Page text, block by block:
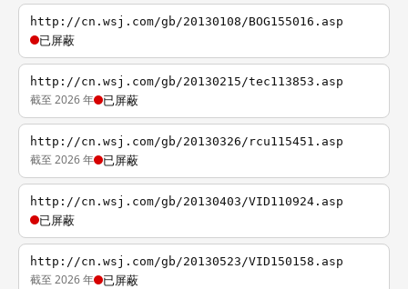
http://cn.wsj.com/gb/20130108/BOG155016.asp
已屏蔽
http://cn.wsj.com/gb/20130215/tec113853.asp
截至 2026 年 已屏蔽
http://cn.wsj.com/gb/20130326/rcu115451.asp
截至 2026 年 已屏蔽
http://cn.wsj.com/gb/20130403/VID110924.asp
已屏蔽
http://cn.wsj.com/gb/20130523/VID150158.asp
截至 2026 年 已屏蔽